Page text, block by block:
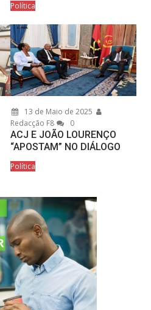
Política
13 de Maio de 2025
Redacção F8
0
ACJ E JOÃO LOURENÇO
“APOSTAM” NO DIÁLOGO
Política